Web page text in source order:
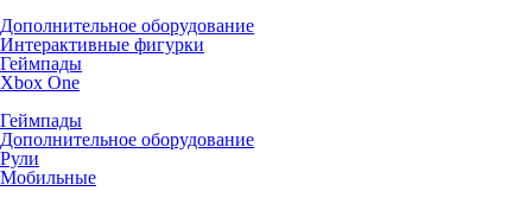
Дополнительное оборудование
Интерактивные фигурки
Геймпады
Xbox One
Геймпады
Дополнительное оборудование
Рули
Мобильные